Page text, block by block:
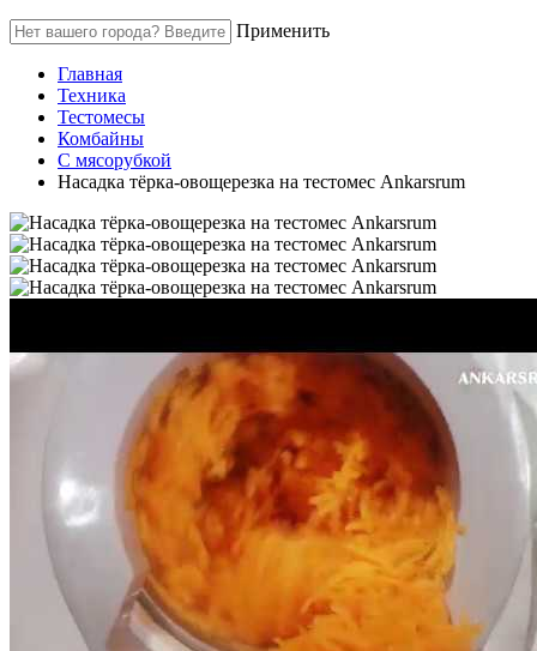
Применить
Главная
Техника
Тестомесы
Комбайны
С мясорубкой
Насадка тёрка-овощерезка на тестомес Ankarsrum